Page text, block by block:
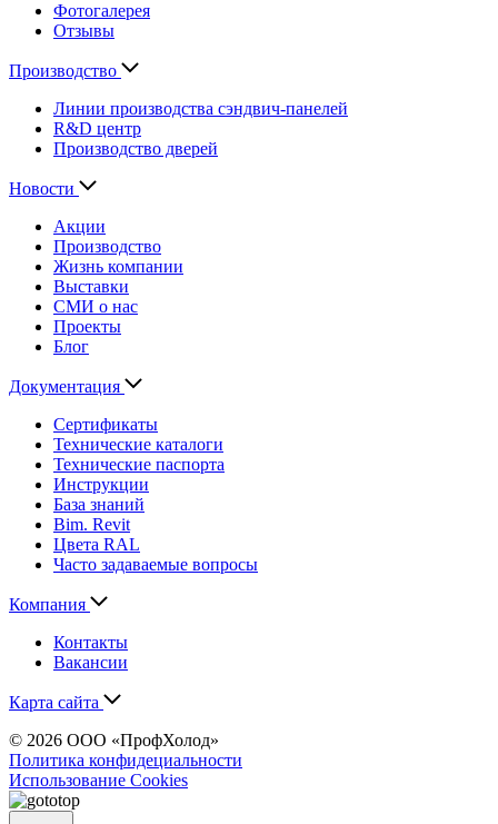
Фотогалерея
Отзывы
Производство
Линии производства сэндвич-панелей
R&D центр
Производство дверей
Новости
Акции
Производство
Жизнь компании
Выставки
СМИ о нас
Проекты
Блог
Документация
Сертификаты
Технические каталоги
Технические паспорта
Инструкции
База знаний
Bim. Revit
Цвета RAL
Часто задаваемые вопросы
Компания
Контакты
Вакансии
Карта сайта
© 2026 ООО «ПрофХолод»
Политика конфидециальности
Использование Cookies